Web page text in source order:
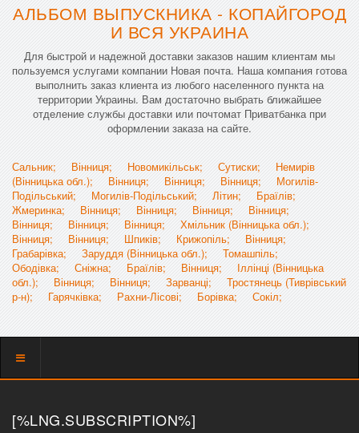
АЛЬБОМ ВЫПУСКНИКА - КОПАЙГОРОД
И ВСЯ УКРАИНА
Для быстрой и надежной доставки заказов нашим клиентам мы
пользуемся услугами компании Новая почта. Наша компания готова
выполнить заказ клиента из любого населенного пункта на
территории Украины. Вам достаточно выбрать ближайшее
отделение службы доставки или почтомат Приватбанка при
оформлении заказа на сайте.
Сальник; Вінниця; Новомикільськ; Сутиски;
Немирів
(Вінницька обл.);
Вінниця; Вінниця; Вінниця;
Могилів-
Подільський;
Могилів-Подільський; Літин;
Браїлів;
Жмеринка;
Вінниця; Вінниця; Вінниця;
Вінниця;
Вінниця;
Вінниця; Вінниця;
Хмільник (Вінницька обл.);
Вінниця;
Вінниця; Шпиків; Крижопіль;
Вінниця;
Грабарівка;
Заруддя (Вінницька обл.);
Томашпіль;
Ободівка;
Сніжна; Браїлів; Вінниця;
Іллінці (Вінницька
обл.);
Вінниця; Вінниця; Зарванці;
Тростянець (Тиврівський
р-н);
Гарячківка; Рахни-Лісові; Борівка; Сокіл;
Показать
[%LNG.SUBSCRIPTION%]